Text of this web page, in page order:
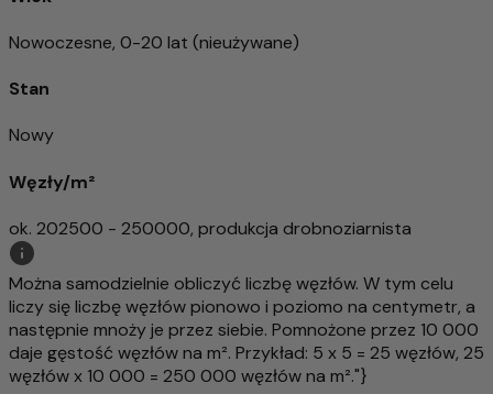
Nowoczesne, 0-20 lat (nieużywane)
Stan
Nowy
Węzły/m²
ok. 202500 - 250000, produkcja drobnoziarnista
Można samodzielnie obliczyć liczbę węzłów. W tym celu
liczy się liczbę węzłów pionowo i poziomo na centymetr, a
następnie mnoży je przez siebie. Pomnożone przez 10 000
daje gęstość węzłów na m². Przykład: 5 x 5 = 25 węzłów, 25
węzłów x 10 000 = 250 000 węzłów na m²."}